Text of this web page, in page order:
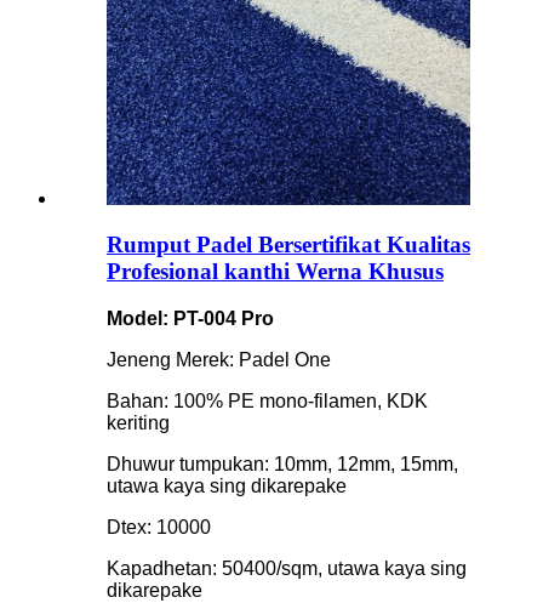
Rumput Padel Bersertifikat Kualitas
Profesional kanthi Werna Khusus
Model: PT-004 Pro
Jeneng Merek: Padel One
Bahan: 100% PE mono-filamen, KDK
keriting
Dhuwur tumpukan: 10mm, 12mm, 15mm,
utawa kaya sing dikarepake
Dtex: 10000
Kapadhetan: 50400/sqm, utawa kaya sing
dikarepake